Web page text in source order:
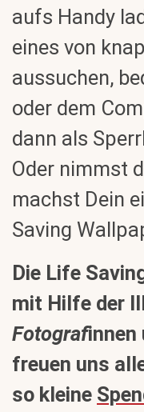
aufs Handy
eines von
aussuchen,
oder dem
dann als
Oder nimmst
machst Dein
Saving
Die Life
mit Hilfe der
Fotografinnen
freuen uns
so kleine